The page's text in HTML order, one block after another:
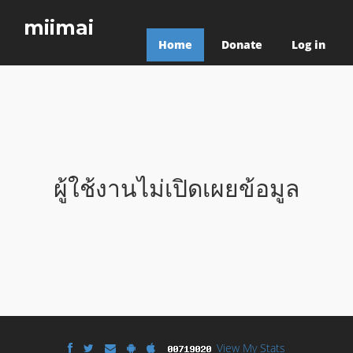
miimai
Home Donate Log in
ผู้ใช้งานไม่เปิดเผยข้อมูล
View My Stats